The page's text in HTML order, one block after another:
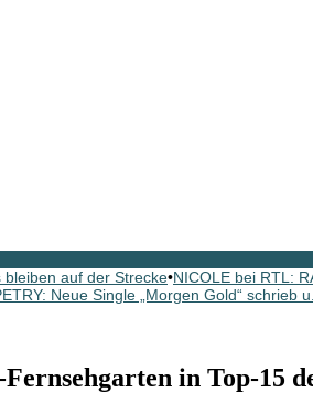
bleiben auf der Strecke•NICOLE bei RTL:
Neue Single „Morgen Gold“ schrieb
in Top-15